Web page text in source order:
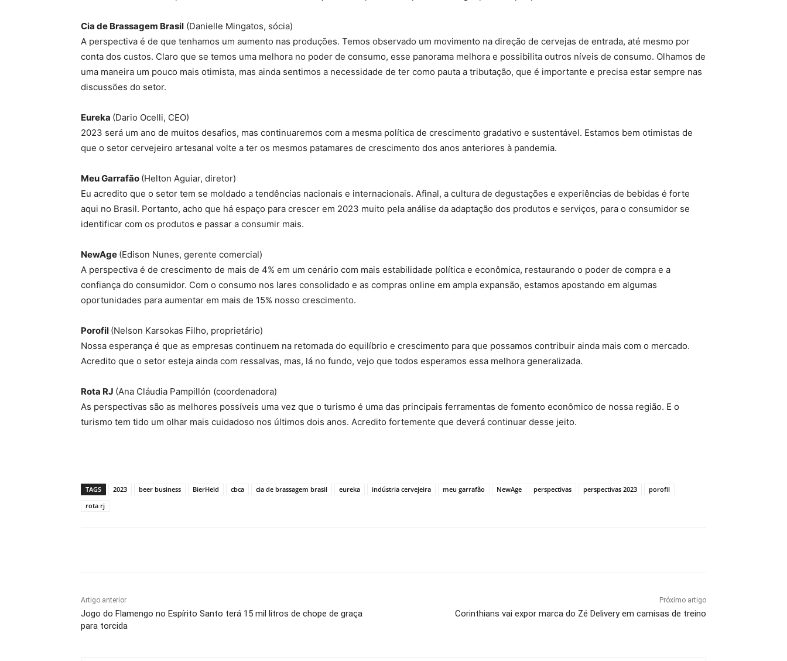
Cia de Brassagem Brasil (Danielle Mingatos, sócia)
A perspectiva é de que tenhamos um aumento nas produções. Temos observado um movimento na direção de cervejas de entrada, até mesmo por
conta dos custos. Claro que se temos uma melhora no poder de consumo, esse panorama melhora e possibilita outros níveis de consumo. Olhamos de
uma maneira um pouco mais otimista, mas ainda sentimos a necessidade de ter como pauta a tributação, que é importante e precisa estar sempre nas
discussões do setor.
Eureka (Dario Ocelli, CEO)
2023 será um ano de muitos desafios, mas continuaremos com a mesma política de crescimento gradativo e sustentável. Estamos bem otimistas de
que o setor cervejeiro artesanal volte a ter os mesmos patamares de crescimento dos anos anteriores à pandemia.
Meu Garrafão (Helton Aguiar, diretor)
Eu acredito que o setor tem se moldado a tendências nacionais e internacionais. Afinal, a cultura de degustações e experiências de bebidas é forte
aqui no Brasil. Portanto, acho que há espaço para crescer em 2023 muito pela análise da adaptação dos produtos e serviços, para o consumidor se
identificar com os produtos e passar a consumir mais.
NewAge (Edison Nunes, gerente comercial)
A perspectiva é de crescimento de mais de 4% em um cenário com mais estabilidade política e econômica, restaurando o poder de compra e a
confiança do consumidor. Com o consumo nos lares consolidado e as compras online em ampla expansão, estamos apostando em algumas
oportunidades para aumentar em mais de 15% nosso crescimento.
Porofil (Nelson Karsokas Filho, proprietário)
Nossa esperança é que as empresas continuem na retomada do equilíbrio e crescimento para que possamos contribuir ainda mais com o mercado.
Acredito que o setor esteja ainda com ressalvas, mas, lá no fundo, vejo que todos esperamos essa melhora generalizada.
Rota RJ (Ana Cláudia Pampillón (coordenadora)
As perspectivas são as melhores possíveis uma vez que o turismo é uma das principais ferramentas de fomento econômico de nossa região. E o
turismo tem tido um olhar mais cuidadoso nos últimos dois anos. Acredito fortemente que deverá continuar desse jeito.
TAGS 2023 beer business BierHeld cbca cia de brassagem brasil eureka indústria cervejeira meu garrafão NewAge perspectivas perspectivas 2023
porofil
rota rj
Artigo anterior
Jogo do Flamengo no Espírito Santo terá 15 mil litros de chope de graça
para torcida
Próximo artigo
Corinthians vai expor marca do Zé Delivery em camisas de treino